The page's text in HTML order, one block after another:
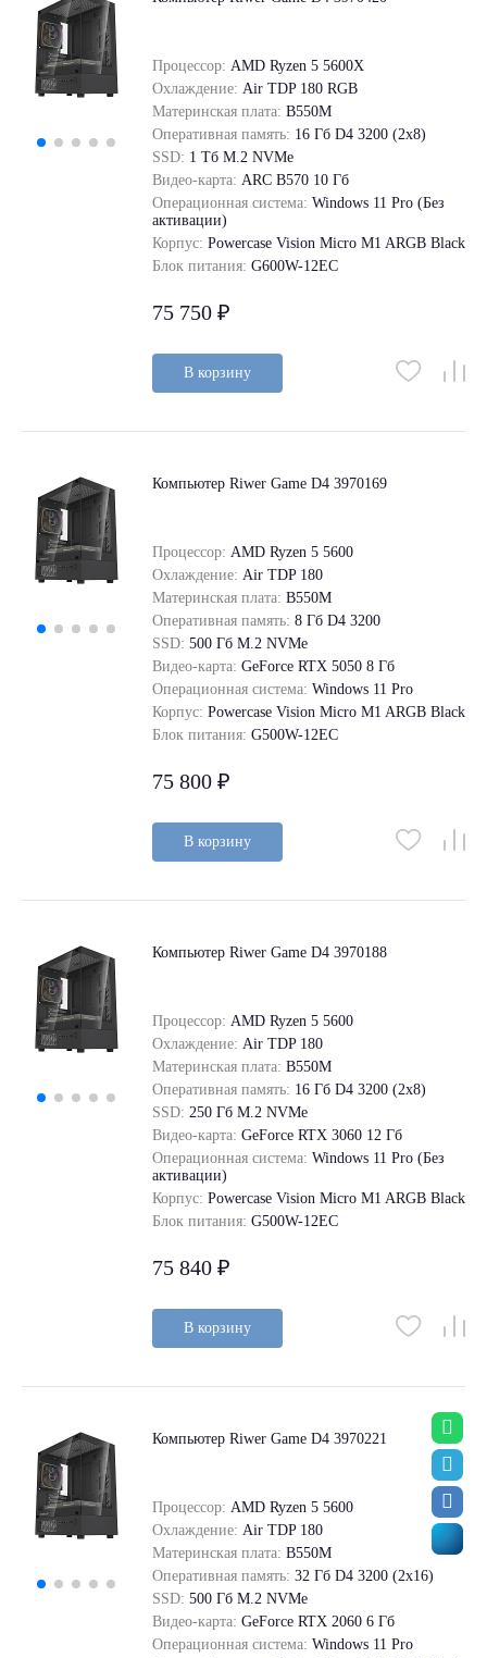
Процессор: AMD Ryzen 5 5600X
Охлаждение: Air TDP 180 RGB
Материнская плата: B550M
Оперативная память: 16 Гб D4 3200 (2x8)
SSD: 1 Tб M.2 NVMe
Видео-карта: ARC B570 10 Гб
Операционная система: Windows 11 Pro (Без
активации)
Корпус: Powercase Vision Micro M1 ARGB Black
Блок питания: G600W-12EC
75 750 ₽
В корзину
Компьютер Riwer Game D4 3970169
Процессор: AMD Ryzen 5 5600
Охлаждение: Air TDP 180
Материнская плата: B550M
Оперативная память: 8 Гб D4 3200
SSD: 500 Гб M.2 NVMe
Видео-карта: GeForce RTX 5050 8 Гб
Операционная система: Windows 11 Pro
Корпус: Powercase Vision Micro M1 ARGB Black
Блок питания: G500W-12EC
75 800 ₽
В корзину
Компьютер Riwer Game D4 3970188
Процессор: AMD Ryzen 5 5600
Охлаждение: Air TDP 180
Материнская плата: B550M
Оперативная память: 16 Гб D4 3200 (2x8)
SSD: 250 Гб M.2 NVMe
Видео-карта: GeForce RTX 3060 12 Гб
Операционная система: Windows 11 Pro (Без
активации)
Корпус: Powercase Vision Micro M1 ARGB Black
Блок питания: G500W-12EC
75 840 ₽
В корзину
Компьютер Riwer Game D4 3970221
Процессор: AMD Ryzen 5 5600
Охлаждение: Air TDP 180
Материнская плата: B550M
Оперативная память: 32 Гб D4 3200 (2x16)
SSD: 500 Гб M.2 NVMe
Видео-карта: GeForce RTX 2060 6 Гб
Операционная система: Windows 11 Pro